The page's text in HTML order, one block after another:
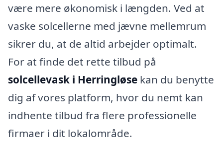
være mere økonomisk i længden. Ved at
vaske solcellerne med jævne mellemrum
sikrer du, at de altid arbejder optimalt.
For at finde det rette tilbud på
solcellevask i Herringløse kan du benytte
dig af vores platform, hvor du nemt kan
indhente tilbud fra flere professionelle
firmaer i dit lokalområde.